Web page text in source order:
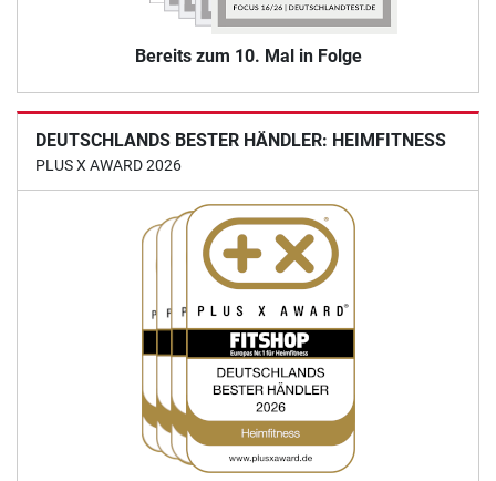
Bereits zum 10. Mal in Folge
DEUTSCHLANDS BESTER HÄNDLER: HEIMFITNESS